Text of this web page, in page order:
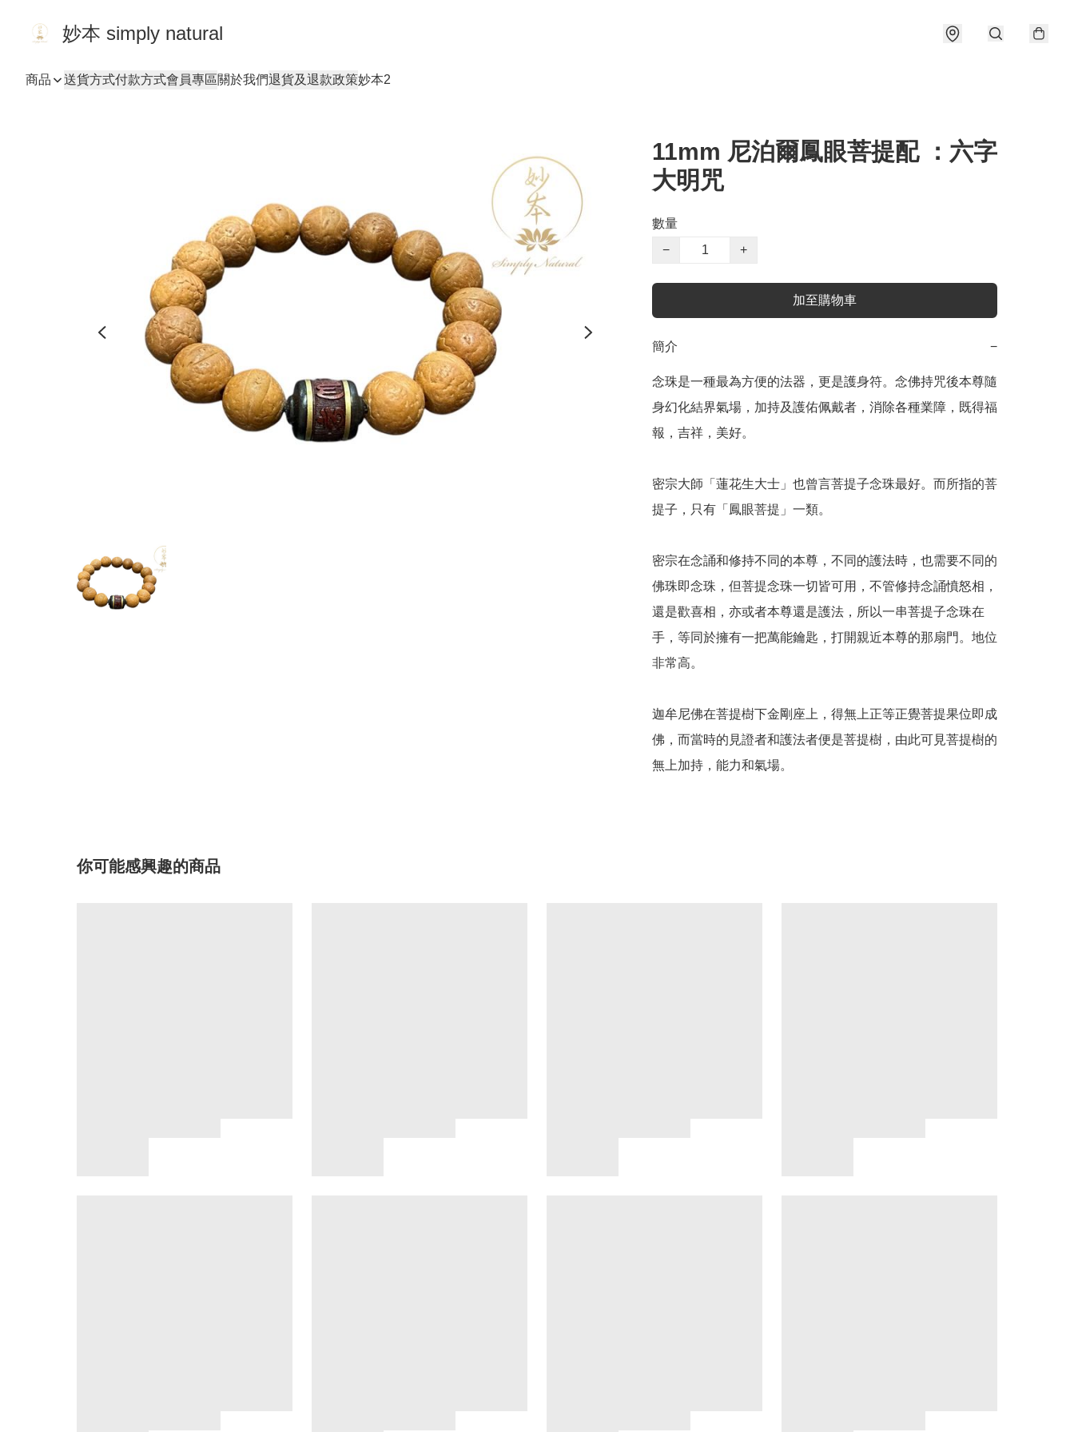
妙本 simply natural
商品 送貨方式付款方式會員專區關於我們退貨及退款政策妙本2
11mm 尼泊爾鳳眼菩提配 ：六字
大明咒
數量
−
+
加至購物車
簡介 −
念珠是一種最為方便的法器，更是護身符。念佛持咒後本尊隨
身幻化結界氣場，加持及護佑佩戴者，消除各種業障，既得福
報，吉祥，美好。
密宗大師「蓮花生大士」也曾言菩提子念珠最好。而所指的菩
提子，只有「鳳眼菩提」一類。
密宗在念誦和修持不同的本尊，不同的護法時，也需要不同的
佛珠即念珠，但菩提念珠一切皆可用，不管修持念誦憤怒相，
還是歡喜相，亦或者本尊還是護法，所以一串菩提子念珠在
手，等同於擁有一把萬能鑰匙，打開親近本尊的那扇門。地位
非常高。
迦牟尼佛在菩提樹下金剛座上，得無上正等正覺菩提果位即成
佛，而當時的見證者和護法者便是菩提樹，由此可見菩提樹的
無上加持，能力和氣場。
你可能感興趣的商品